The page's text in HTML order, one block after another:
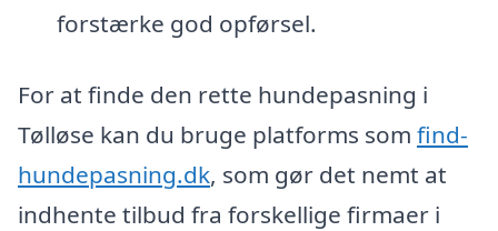
forstærke god opførsel.
For at finde den rette hundepasning i
Tølløse kan du bruge platforms som find-
hundepasning.dk, som gør det nemt at
indhente tilbud fra forskellige firmaer i